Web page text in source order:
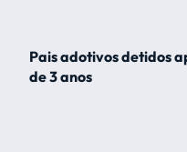
Pais adotivos detidos
de 3 anos